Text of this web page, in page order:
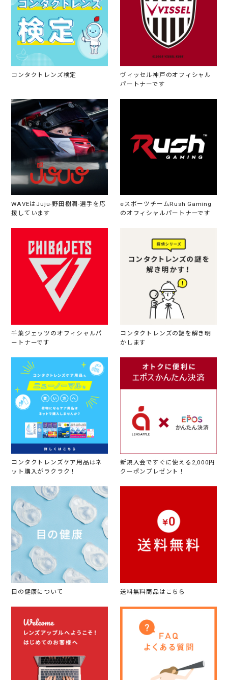
コンタクトレンズ検定
ヴィッセル神戸のオフィシャル
パートナーです
WAVEはJuju-野田樹潤-選手を応
援しています
eスポーツチームRush Gaming
のオフィシャルパートナーです
千葉ジェッツのオフィシャルパ
ートナーです
コンタクトレンズの謎を解き明
かします
コンタクトレンズケア用品はネ
ット購入がラクラク！
新規入会ですぐに使える2,000円
クーポンプレゼント！
目の健康について 送料無料商品はこちら